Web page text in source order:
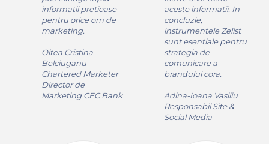
informatii pretioase
pentru orice om de
marketing.
Oltea Cristina
Belciuganu
Chartered Marketer
Director de
Marketing CEC Bank
aceste informatii. In
concluzie,
instrumentele Zelist
sunt esentiale pentru
strategia de
comunicare a
brandului cora.
Adina-Ioana Vasiliu
Responsabil Site &
Social Media